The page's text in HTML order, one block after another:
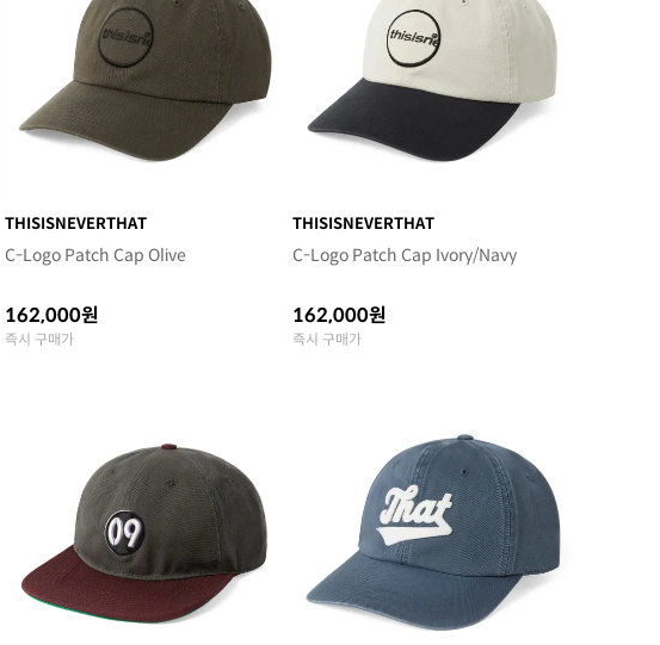
THISISNEVERTHAT
C-Logo Patch Cap Olive
162,000원
즉시 구매가
THISISNEVERTHAT
C-Logo Patch Cap Ivory/Navy
162,000원
즉시 구매가